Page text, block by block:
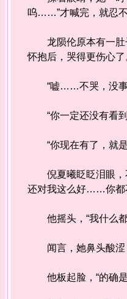
呜……”才喊完，就忍不
龙陨伦原本有一肚子
怀抱后，哭得更伤心了
“嘘……不哭，没事
“你一定还没有看到
“你现在有了，就是
倪夏曦眨眨泪眼，不
还对我这么好……你都
他摇头，“我什么都
闻言，她鼻头酸涩
他板起脸，“的确是